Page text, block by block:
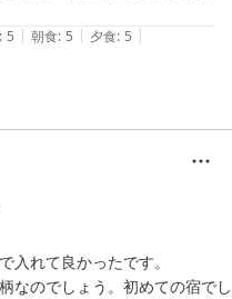
です。
: 5 | 朝食: 5 | 夕食: 5 |
入れて良かったです。
なのでしょう。初めての宿でし